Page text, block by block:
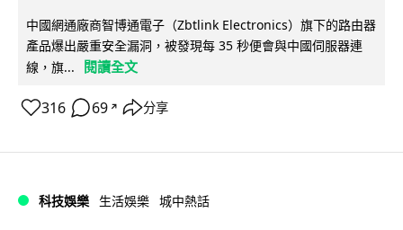
中國網通廠商智博通電子（Zbtlink Electronics）旗下的路由器
產品爆出嚴重安全漏洞，被發現每 35 秒便會與中國伺服器連
線，旗...
閱讀全文
316 69 ↗ 分享
科技娛樂 生活娛樂 城中熱話